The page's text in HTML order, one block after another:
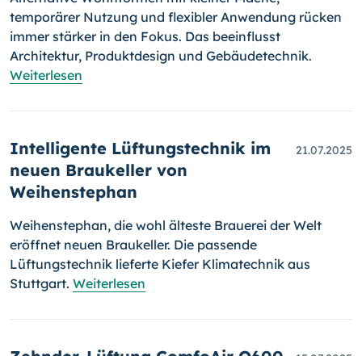
temporärer Nutzung und flexibler Anwendung rücken
immer stärker in den Fokus. Das beeinflusst
Architektur, Produktdesign und Gebäudetechnik.
Weiterlesen
Intelligente Lüftungstechnik im
neuen Braukeller von
Weihenstephan
21.07.2025
Weihenstephan, die wohl älteste Brauerei der Welt
eröffnet neuen Braukeller. Die passende
Lüftungstechnik lieferte Kiefer Klimatechnik aus
Stuttgart. Weiterlesen